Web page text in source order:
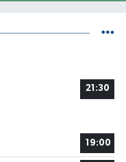
21:30
19:00